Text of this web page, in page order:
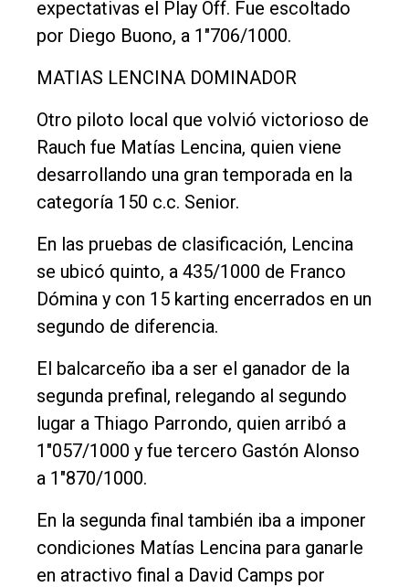
expectativas el Play Off. Fue escoltado
por Diego Buono, a 1"706/1000.
MATIAS LENCINA DOMINADOR
Otro piloto local que volvió victorioso de
Rauch fue Matías Lencina, quien viene
desarrollando una gran temporada en la
categoría 150 c.c. Senior.
En las pruebas de clasificación, Lencina
se ubicó quinto, a 435/1000 de Franco
Dómina y con 15 karting encerrados en un
segundo de diferencia.
El balcarceño iba a ser el ganador de la
segunda prefinal, relegando al segundo
lugar a Thiago Parrondo, quien arribó a
1"057/1000 y fue tercero Gastón Alonso
a 1"870/1000.
En la segunda final también iba a imponer
condiciones Matías Lencina para ganarle
en atractivo final a David Camps por